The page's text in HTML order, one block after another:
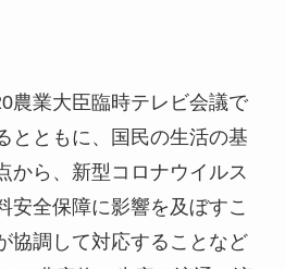
農業大臣臨時テレビ会議で
とともに、国民の生活の基
から、新型コロナウイルス
安全保障に影響を及ぼすこ
協調して対応することなど